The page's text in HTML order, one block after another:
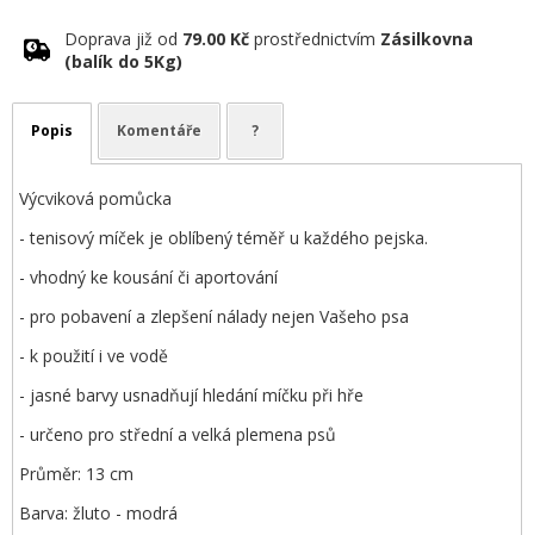
Doprava již od 79.00 Kč prostřednictvím Zásilkovna
(balík do 5Kg)
Popis Komentáře ?
Výcviková pomůcka
- tenisový míček je oblíbený téměř u každého pejska.
- vhodný ke kousání či aportování
- pro pobavení a zlepšení nálady nejen Vašeho psa
- k použití i ve vodě
- jasné barvy usnadňují hledání míčku při hře
- určeno pro střední a velká plemena psů
Průměr: 13 cm
Barva: žluto - modrá